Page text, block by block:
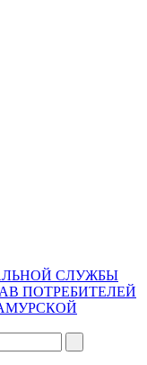
СЛУЖБЫ
ПОТРЕБИТЕЛЕЙ